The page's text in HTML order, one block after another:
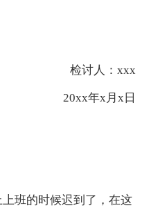
检讨人：xxx
20xx年x月x日
班的时候迟到了，在这